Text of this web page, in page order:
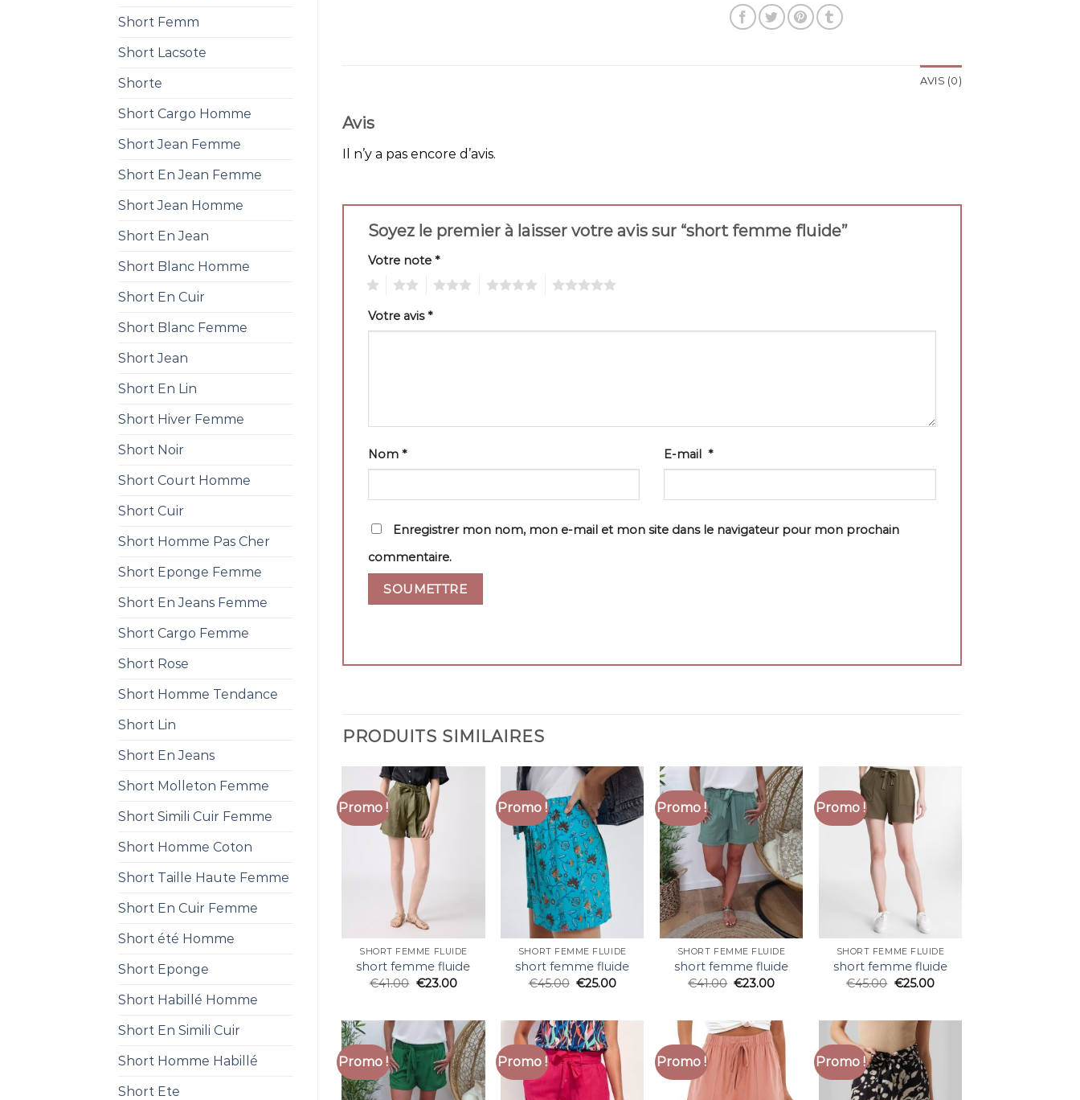
Short Femm
Short Lacsote
Shorte
Short Cargo Homme
Short Jean Femme
Short En Jean Femme
Short Jean Homme
Short En Jean
Short Blanc Homme
Short En Cuir
Short Blanc Femme
Short Jean
Short En Lin
Short Hiver Femme
Short Noir
Short Court Homme
Short Cuir
Short Homme Pas Cher
Short Eponge Femme
Short En Jeans Femme
Short Cargo Femme
Short Rose
Short Homme Tendance
Short Lin
Short En Jeans
Short Molleton Femme
Short Simili Cuir Femme
Short Homme Coton
Short Taille Haute Femme
Short En Cuir Femme
Short été Homme
Short Eponge
Short Habillé Homme
Short En Simili Cuir
Short Homme Habillé
Short Ete
AVIS (0)
Avis
Il n’y a pas encore d’avis.
Soyez le premier à laisser votre avis sur “short femme fluide”
Votre note *
Votre avis*
Nom * E-mail*
Enregistrer mon nom, mon e-mail et mon site dans le navigateur pour mon prochain
commentaire.
PRODUITS SIMILAIRES
Promo !
SHORT FEMME FLUIDE
short femme fluide
€41.00 €23.00
Promo !
SHORT FEMME FLUIDE
short femme fluide
€45.00 €25.00
Promo !
SHORT FEMME FLUIDE
short femme fluide
€41.00 €23.00
Promo !
SHORT FEMME FLUIDE
short femme fluide
€45.00 €25.00
Promo ! Promo ! Promo ! Promo !